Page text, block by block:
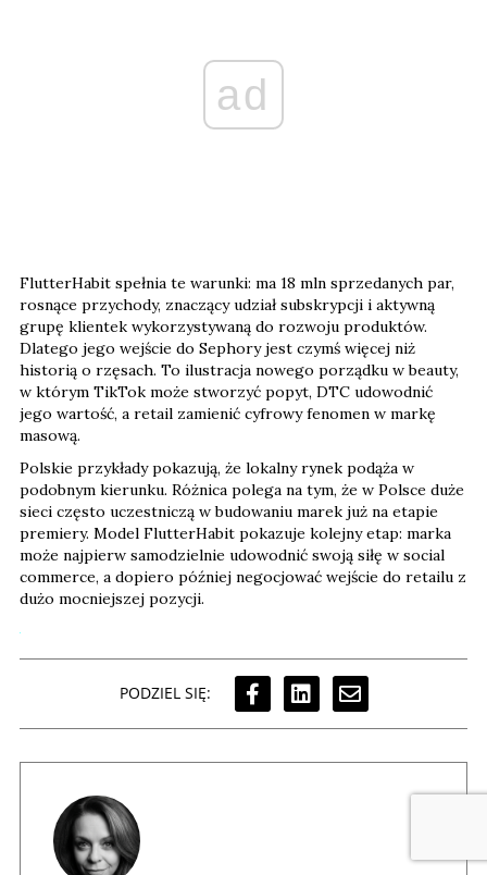
ad
FlutterHabit spełnia te warunki: ma 18 mln sprzedanych par,
rosnące przychody, znaczący udział subskrypcji i aktywną
grupę klientek wykorzystywaną do rozwoju produktów.
Dlatego jego wejście do Sephory jest czymś więcej niż
historią o rzęsach. To ilustracja nowego porządku w beauty,
w którym TikTok może stworzyć popyt, DTC udowodnić
jego wartość, a retail zamienić cyfrowy fenomen w markę
masową.
Polskie przykłady pokazują, że lokalny rynek podąża w
podobnym kierunku. Różnica polega na tym, że w Polsce duże
sieci często uczestniczą w budowaniu marek już na etapie
premiery. Model FlutterHabit pokazuje kolejny etap: marka
może najpierw samodzielnie udowodnić swoją siłę w social
commerce, a dopiero później negocjować wejście do retailu z
dużo mocniejszej pozycji.
PODZIEL SIĘ: